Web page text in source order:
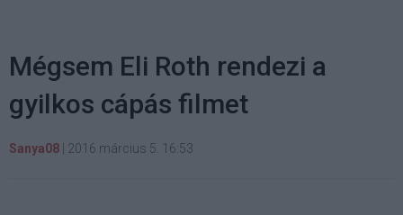
Mégsem Eli Roth rendezi a
gyilkos cápás filmet
Sanya08 2016 március 5. 16:53